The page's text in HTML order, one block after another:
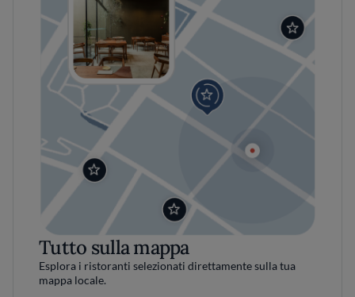
Tutto sulla mappa
Esplora i ristoranti selezionati direttamente sulla tua
mappa locale.